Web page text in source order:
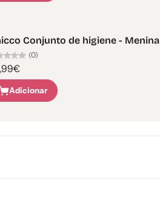
Conjunto de higiene - Menina
(0)
Adicionar